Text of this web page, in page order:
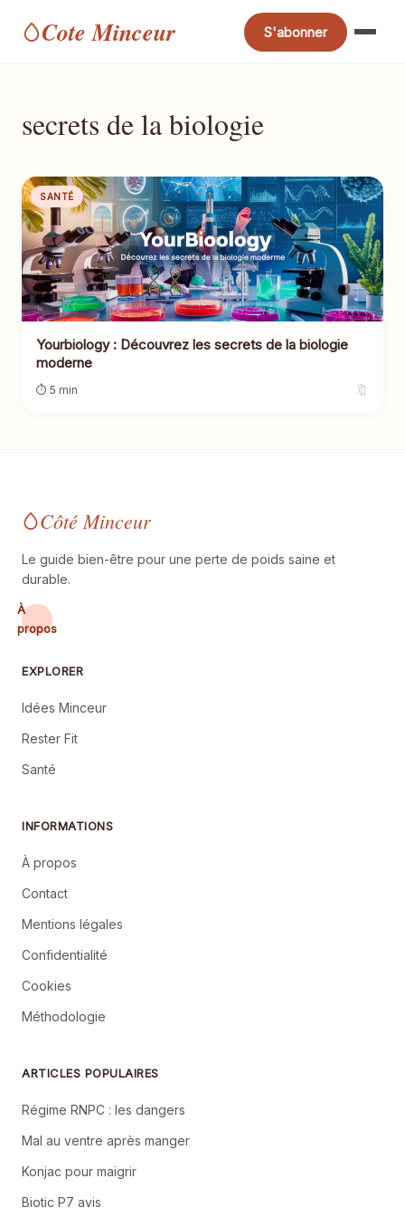
Cote Minceur S'abonner
secrets de la biologie
SANTÉ
Yourbiology : Découvrez les secrets de la biologie
moderne
⏱ 5 min 🔖
Côté Minceur
Le guide bien-être pour une perte de poids saine et
durable.
À
propos
EXPLORER
Idées Minceur
Rester Fit
Santé
INFORMATIONS
À propos
Contact
Mentions légales
Confidentialité
Cookies
Méthodologie
ARTICLES POPULAIRES
Régime RNPC : les dangers
Mal au ventre après manger
Konjac pour maigrir
Biotic P7 avis